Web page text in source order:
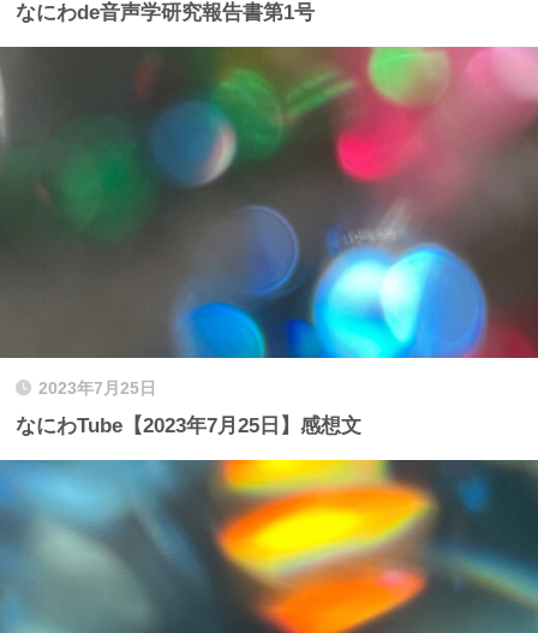
なにわde音声学研究報告書第1号
2023年7月25日
なにわTube【2023年7月25日】感想文